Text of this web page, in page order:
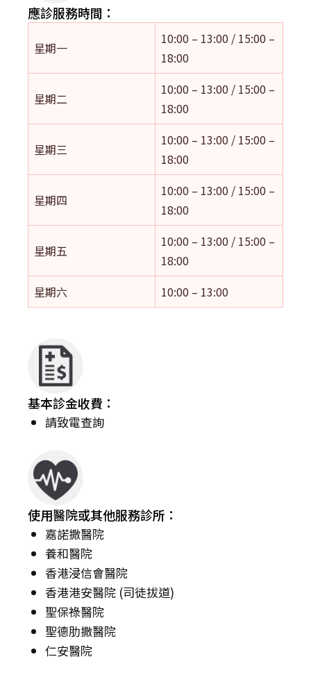
應診服務時間：
星期一
10:00 – 13:00 / 15:00 –
18:00
星期二
10:00 – 13:00 / 15:00 –
18:00
星期三
10:00 – 13:00 / 15:00 –
18:00
星期四
10:00 – 13:00 / 15:00 –
18:00
星期五
10:00 – 13:00 / 15:00 –
18:00
星期六
10:00 – 13:00
基本診金收費：
請致電查詢
使用醫院或其他服務診所：
嘉諾撒醫院
養和醫院
香港浸信會醫院
香港港安醫院 (司徒拔道)
聖保祿醫院
聖德肋撒醫院
仁安醫院